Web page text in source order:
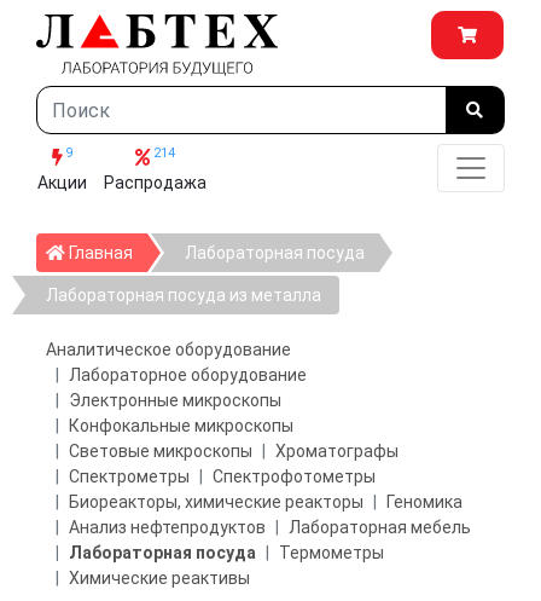
9
Акции
214
Распродажа
Главная ГлавнаяЛабораторная посуда
Лабораторная посуда из металла
Аналитическое оборудование
Лабораторное оборудование
Электронные микроскопы
Конфокальные микроскопы
Световые микроскопы
Хроматографы
Спектрометры
Спектрофотометры
Биореакторы, химические реакторы
Геномика
Анализ нефтепродуктов
Лабораторная мебель
Лабораторная посуда
Термометры
Химические реактивы